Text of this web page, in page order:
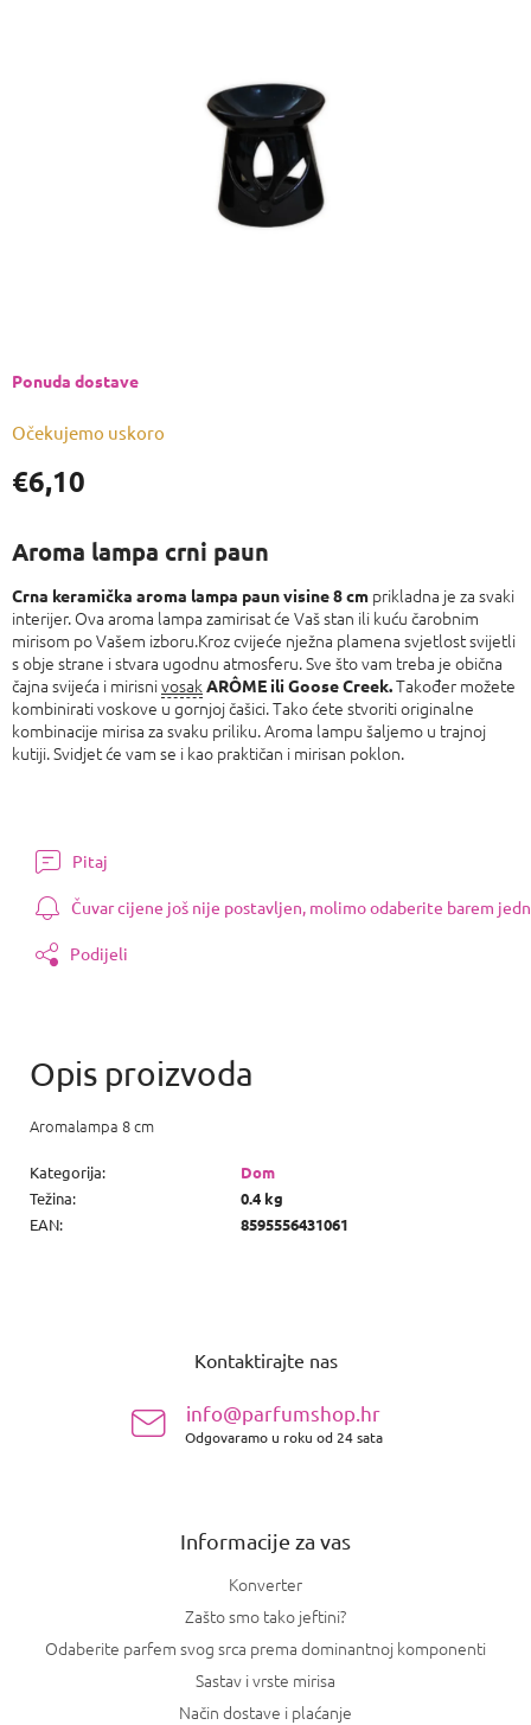
€6,10
Izmjeri
Očekujemo uskoro
Ponuda dostave
Aroma lampa crni paun
Crna keramička aroma lampa paun visine 8 cm prikladna je za svaki
interijer. Ova aroma lampa zamirisat će Vaš stan ili kuću čarobnim
mirisom po Vašem izboru.Kroz cvijeće nježna plamena svjetlost svijetli
s obje strane i stvara ugodnu atmosferu. Sve što vam treba je obična
čajna svijeća i mirisnivosak ARÔME ili GooseCreek.Također možete
kombinirati voskove u gornjoj čašici. Tako ćete stvoriti originalne
kombinacije mirisa za svaku priliku. Aroma lampu šaljemo u trajnoj
kutiji. Svidjet će vam se i kao praktičan i mirisan poklon.
Pitaj
Čuvar cijene još nije postavljen, molimo odaberite barem
Podijeli
Aromalampa 8 cm
Kategorija:
Dom
Težina:
0.4 kg
EAN: 8595556431061
Kontaktirajte nas
info@parfumshop.hr
Odgovaramo u roku od 24 sata
Informacije za vas
Konverter
Zašto smo tako jeftini?
Odaberite parfem svog srca prema dominantnoj komponenti
Sastav i vrste mirisa
Način dostave i plaćanje